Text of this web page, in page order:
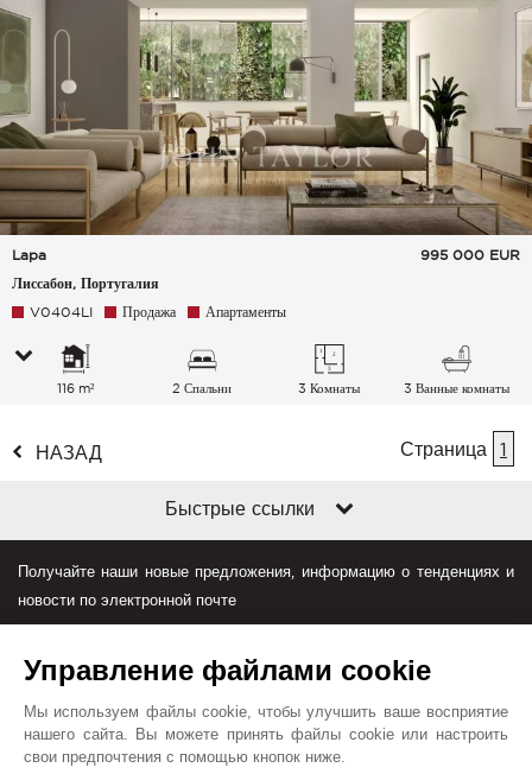
Lapa
Лиссабон, Португалия
995 000 EUR
V0404LI Продажа Апартаменты
116 m² 2 Спальни 3 Комнаты 3 Ванные комнаты
НАЗАД Страница 1
Быстрые ссылки
Получайте наши новые предложения, информацию о тенденциях и
новости по электронной почте
Управление файлами cookie
Мы используем файлы cookie, чтобы улучшить ваше восприятие
нашего сайта. Вы можете принять файлы cookie или настроить
свои предпочтения с помощью кнопок ниже.